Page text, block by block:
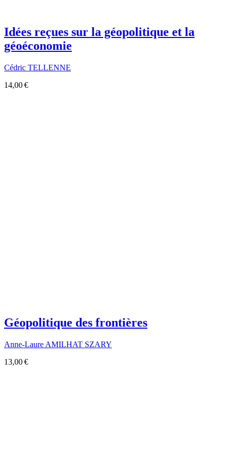
Idées reçues sur la géopolitique et la
géoéconomie
Cédric TELLENNE
14,00 €
Géopolitique des frontières
Anne-Laure AMILHAT SZARY
13,00 €